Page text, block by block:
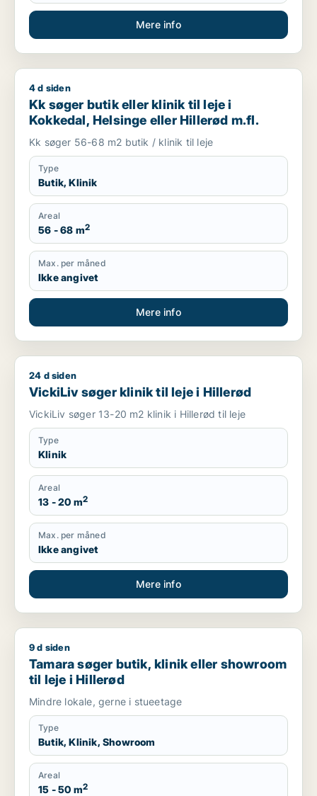
Mere info
Kk søger butik eller klinik til leje i Kokkedal, Helsinge eller
4 d siden
Kk søger butik eller klinik til leje i
Kokkedal, Helsinge eller Hillerød m.fl.
Kk søger 56-68 m2 butik / klinik til leje
Type
Butik, Klinik
Areal
56 - 68 m2
Max. per måned
Ikke angivet
Mere info
VickiLiv søger klinik til leje i Hillerød
24 d siden
VickiLiv søger klinik til leje i Hillerød
VickiLiv søger 13-20 m2 klinik i Hillerød til leje
Type
Klinik
Areal
13 - 20 m2
Max. per måned
Ikke angivet
Mere info
Tamara søger butik, klinik eller showroom til leje i Hillerød
9 d siden
Tamara søger butik, klinik eller showroom
til leje i Hillerød
Mindre lokale, gerne i stueetage
Type
Butik, Klinik, Showroom
Areal
15 - 50 m2